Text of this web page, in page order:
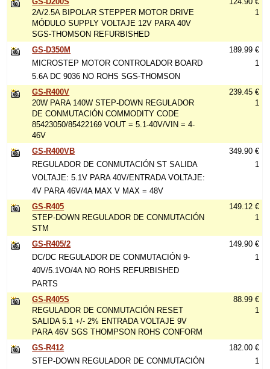
2A/2.5A BIPOLAR STEPPER MOTOR DRIVE
MÓDULO SUPPLY VOLTAJE 12V PARA 40V
SGS-THOMSON REFURBISHED
1
GS-D350M
MICROSTEP MOTOR CONTROLADOR BOARD
5.6A DC 9036 NO ROHS SGS-THOMSON
189.99 €
1
GS-R400V
20W PARA 140W STEP-DOWN REGULADOR
DE CONMUTACIÓN COMMODITY CODE
85423050/85422169 VOUT = 5.1-40V/VIN = 4-
46V
239.45 €
1
GS-R400VB
REGULADOR DE CONMUTACIÓN ST SALIDA
VOLTAJE: 5.1V PARA 40V/ENTRADA VOLTAJE:
4V PARA 46V/4A MAX V MAX = 48V
349.90 €
1
GS-R405
STEP-DOWN REGULADOR DE CONMUTACIÓN
STM
149.12 €
1
GS-R405/2
DC/DC REGULADOR DE CONMUTACIÓN 9-
40V/5.1VO/4A NO ROHS REFURBISHED
PARTS
149.90 €
1
GS-R405S
REGULADOR DE CONMUTACIÓN RESET
SALIDA 5.1 +/- 2% ENTRADA VOLTAJE 9V
PARA 46V SGS THOMPSON ROHS CONFORM
88.99 €
1
GS-R412
STEP-DOWN REGULADOR DE CONMUTACIÓN
182.00 €
1